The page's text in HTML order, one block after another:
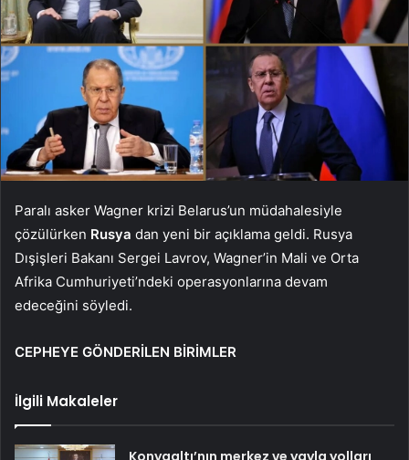
Paralı asker Wagner krizi Belarus’un müdahalesiyle
çözülürken Rusya dan yeni bir açıklama geldi. Rusya
Dışişleri Bakanı Sergei Lavrov, Wagner’in Mali ve Orta
Afrika Cumhuriyeti’ndeki operasyonlarına devam
edeceğini söyledi.
CEPHEYE GÖNDERİLEN BİRİMLER
İlgili Makaleler
Konyaaltı’nın merkez ve yayla yolları